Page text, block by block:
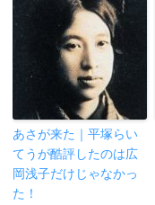
あさが来た｜平塚らい
てうが酷評したのは広
岡浅子だけじゃなかっ
た！